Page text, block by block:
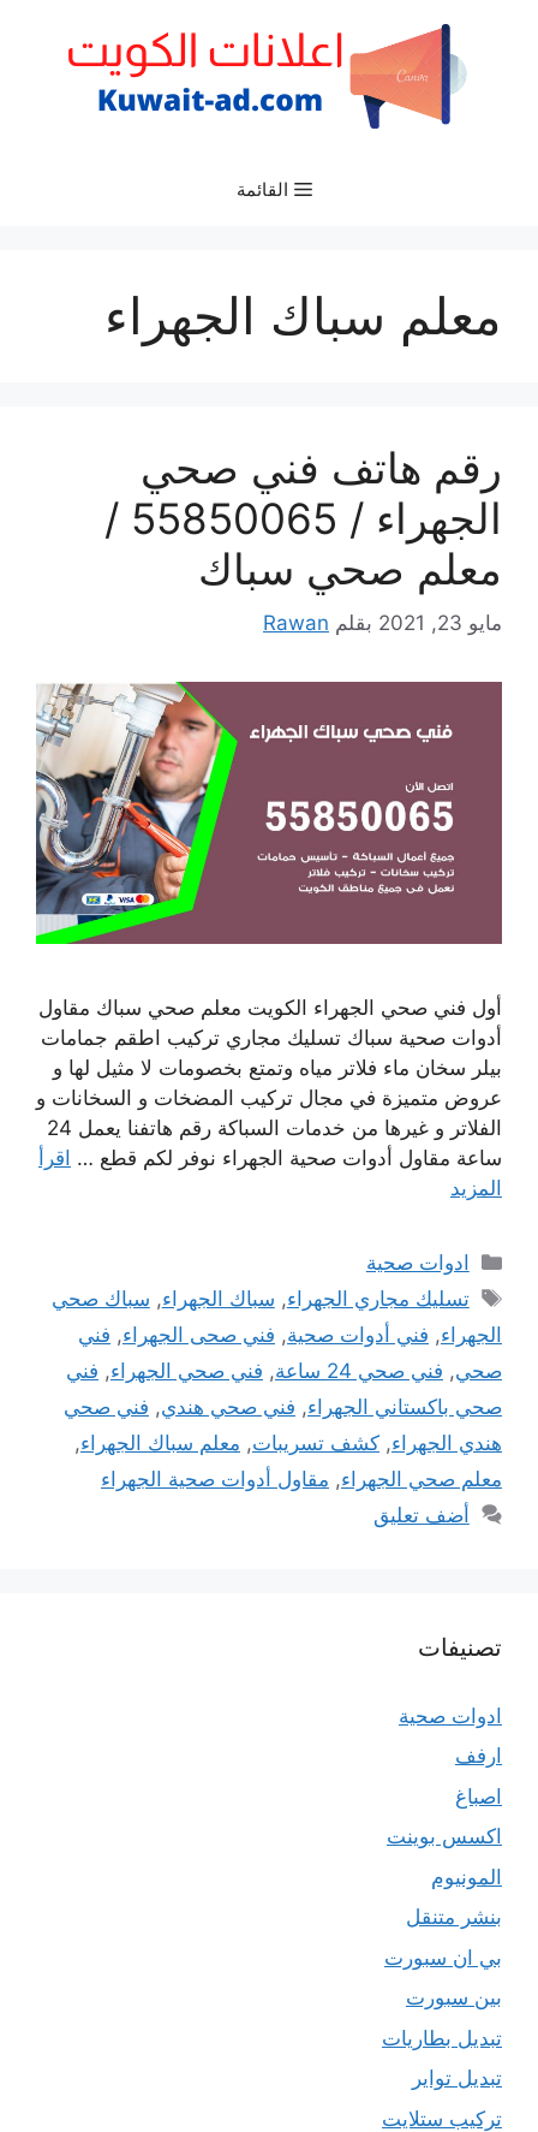
القائمة
معلم سباك الجهراء
رقم هاتف فني صحي
الجهراء / 55850065 /
معلم صحي سباك
مايو 23, 2021 بقلم Rawan
أول فني صحي الجهراء الكويت معلم صحي سباك مقاول
أدوات صحية سباك تسليك مجاري تركيب اطقم جمامات
بيلر سخان ماء فلاتر مياه وتمتع بخصومات لا مثيل لها و
عروض متميزة في مجال تركيب المضخات و السخانات و
الفلاتر و غيرها من خدمات السباكة رقم هاتفنا يعمل 24
ساعة مقاول أدوات صحية الجهراء نوفر لكم قطع … اقرأ
المزيد
التصنيفات
ادوات صحية
الوسوم
تسليك مجاري الجهراء, سباك الجهراء, سباك صحي
الجهراء, فني أدوات صحية, فني صحى الجهراء, فني
صحي, فني صحي 24 ساعة , فني صحي الجهراء, فني
صحي باكستاني الجهراء, فني صحي هندي, فني صحي
هندي الجهراء, كشف تسريبات, معلم سباك الجهراء,
معلم صحي الجهراء, مقاول أدوات صحية الجهراء
أضف تعليق
تصنيفات
ادوات صحية
ارفف
اصباغ
اكسس بوينت
المونيوم
بنشر متنقل
بي ان سبورت
بين سبورت
تبديل بطاريات
تبديل تواير
تركيب ستلايت